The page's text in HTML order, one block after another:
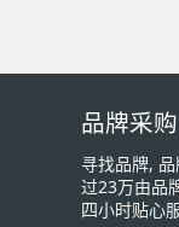
品牌采购
寻找品牌,
过23万由品
四小时贴心服